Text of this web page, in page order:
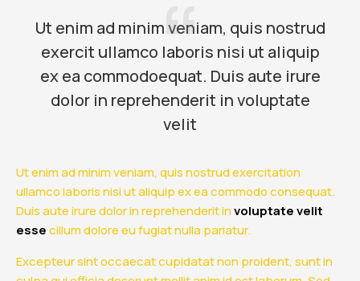
Ut enim ad minim veniam, quis nostrud
exercit ullamco laboris nisi ut aliquip
ex ea commodoequat. Duis aute irure
dolor in reprehenderit in voluptate
velit
Ut enim ad minim veniam, quis nostrud exercitation
ullamco laboris nisi ut aliquip ex ea commodo consequat.
Duis aute irure dolor in reprehenderit involuptate velit
essecillum dolore eu fugiat nulla pariatur.
Excepteur sint occaecat cupidatat non proident, sunt in